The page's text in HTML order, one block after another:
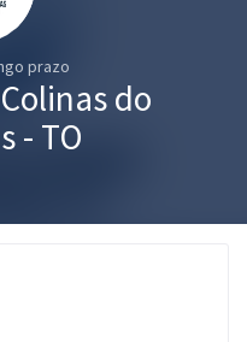
prazo
do
- TO